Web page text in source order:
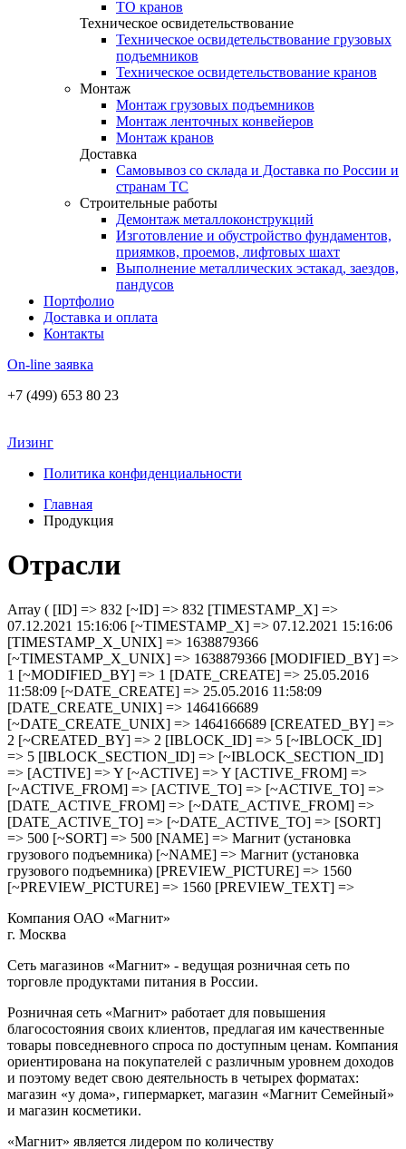
ТО кранов
Техническое освидетельствование
Техническое освидетельствование грузовых
подъемников
Техническое освидетельствование кранов
Монтаж
Монтаж грузовых подъемников
Монтаж ленточных конвейеров
Монтаж кранов
Доставка
Самовывоз со склада и Доставка по России и
странам ТС
Строительные работы
Демонтаж металлоконструкций
Изготовление и обустройство фундаментов,
приямков, проемов, лифтовых шахт
Выполнение металлических эстакад, заездов,
пандусов
Портфолио
Доставка и оплата
Контакты
On-line заявка
+7 (499) 653 80 23
Лизинг
Политика конфиденциальности
Главная
Продукция
Отрасли
Array ( [ID] => 832 [~ID] => 832 [TIMESTAMP_X] =>
07.12.2021 15:16:06 [~TIMESTAMP_X] => 07.12.2021 15:16:06
[TIMESTAMP_X_UNIX] => 1638879366
[~TIMESTAMP_X_UNIX] => 1638879366 [MODIFIED_BY] =>
1 [~MODIFIED_BY] => 1 [DATE_CREATE] => 25.05.2016
11:58:09 [~DATE_CREATE] => 25.05.2016 11:58:09
[DATE_CREATE_UNIX] => 1464166689
[~DATE_CREATE_UNIX] => 1464166689 [CREATED_BY] =>
2 [~CREATED_BY] => 2 [IBLOCK_ID] => 5 [~IBLOCK_ID]
=> 5 [IBLOCK_SECTION_ID] => [~IBLOCK_SECTION_ID]
=> [ACTIVE] => Y [~ACTIVE] => Y [ACTIVE_FROM] =>
[~ACTIVE_FROM] => [ACTIVE_TO] => [~ACTIVE_TO] =>
[DATE_ACTIVE_FROM] => [~DATE_ACTIVE_FROM] =>
[DATE_ACTIVE_TO] => [~DATE_ACTIVE_TO] => [SORT]
=> 500 [~SORT] => 500 [NAME] => Магнит (установка
грузового подъемника) [~NAME] => Магнит (установка
грузового подъемника) [PREVIEW_PICTURE] => 1560
[~PREVIEW_PICTURE] => 1560 [PREVIEW_TEXT] =>
Компания ОАО «Магнит»
г. Москва
Сеть магазинов «Магнит» - ведущая розничная сеть по
торговле продуктами питания в России.
Розничная сеть «Магнит» работает для повышения
благосостояния своих клиентов, предлагая им качественные
товары повседневного спроса по доступным ценам. Компания
ориентирована на покупателей с различным уровнем доходов
и поэтому ведет свою деятельность в четырех форматах:
магазин «у дома», гипермаркет, магазин «Магнит Семейный»
и магазин косметики.
«Магнит» является лидером по количеству